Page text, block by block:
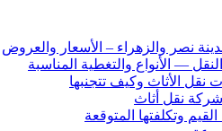
نصر والزهراء – الأسعار والعروض
النقل — الأنواع والتغطية المناسبة
الأثاث وكيف تتجنبها
وتكلفتها المتوقعة